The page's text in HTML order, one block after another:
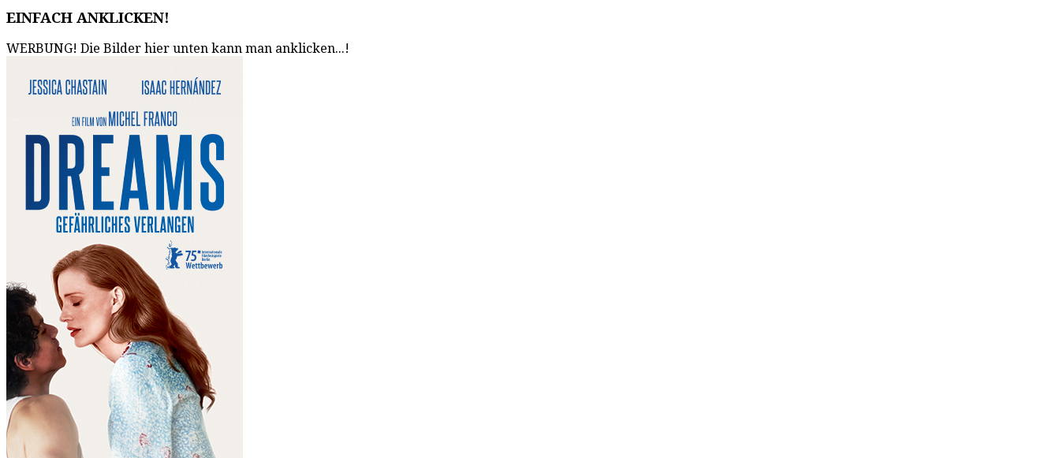
EINFACH ANKLICKEN!
WERBUNG! Die Bilder hier unten kann man anklicken...!